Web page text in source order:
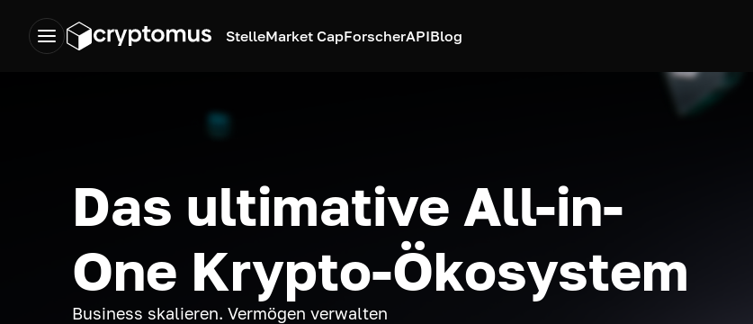
StelleMarket CapForscherAPIBlog
Das ultimative All-in-
One Krypto-Ökosystem
Business skalieren. Vermögen verwalten